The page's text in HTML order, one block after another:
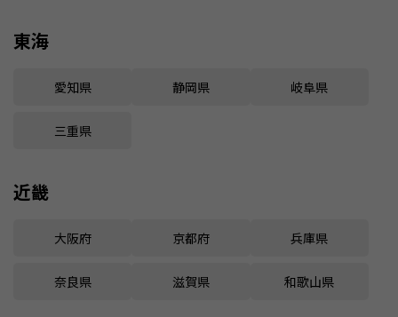
東海
愛知県 静岡県 岐阜県
三重県
近畿
大阪府 京都府 兵庫県
奈良県 滋賀県 和歌山県